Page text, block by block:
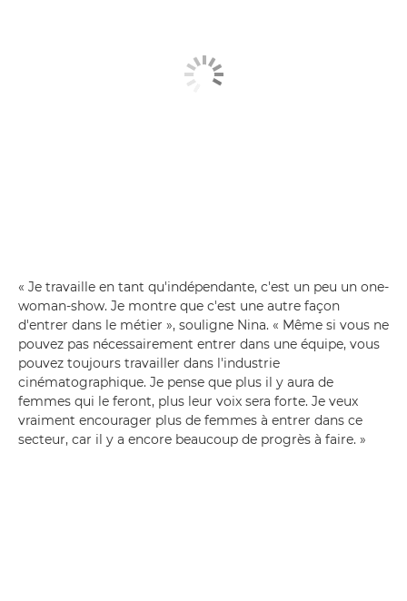
« Je travaille en tant qu'indépendante, c'est un peu un one-
woman-show. Je montre que c'est une autre façon
d'entrer dans le métier », souligne Nina. « Même si vous ne
pouvez pas nécessairement entrer dans une équipe, vous
pouvez toujours travailler dans l'industrie
cinématographique. Je pense que plus il y aura de
femmes qui le feront, plus leur voix sera forte. Je veux
vraiment encourager plus de femmes à entrer dans ce
secteur, car il y a encore beaucoup de progrès à faire. »